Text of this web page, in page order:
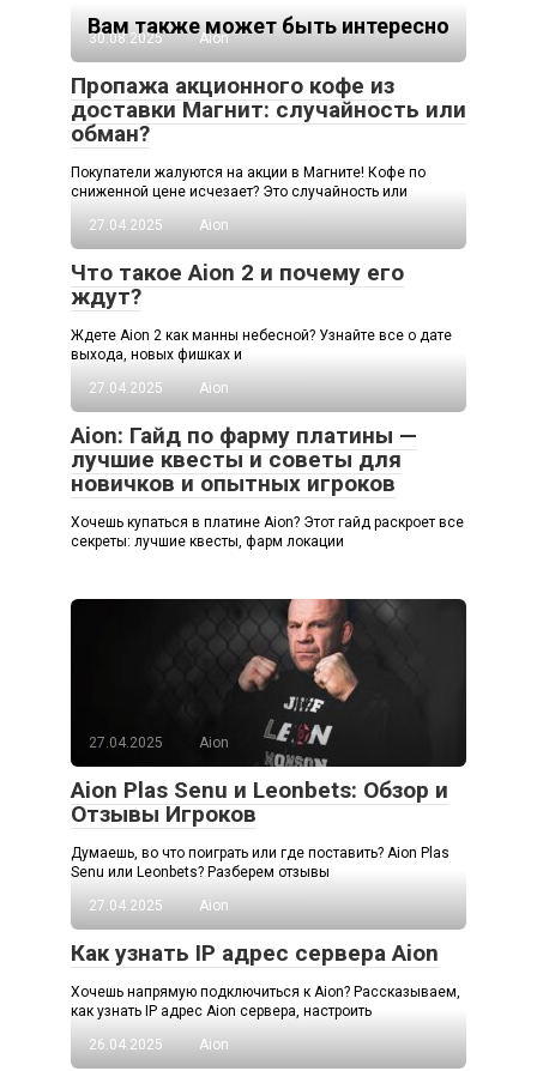
Вам также может быть интересно
30.08.2025 Aion
Пропажа акционного кофе из
доставки Магнит: случайность или
обман?
Покупатели жалуются на акции в Магните! Кофе по
сниженной цене исчезает? Это случайность или
27.04.2025
Aion
Что такое Aion 2 и почему его
ждут?
Ждете Aion 2 как манны небесной? Узнайте все о дате
выхода, новых фишках и
27.04.2025
Aion
Aion: Гайд по фарму платины —
лучшие квесты и советы для
новичков и опытных игроков
Хочешь купаться в платине Aion? Этот гайд раскроет все
секреты: лучшие квесты, фарм локации
27.04.2025 Aion
Aion Plas Senu и Leonbets: Обзор и
Отзывы Игроков
Думаешь, во что поиграть или где поставить? Aion Plas
Senu или Leonbets? Разберем отзывы
27.04.2025
Aion
Как узнать IP адрес сервера Aion
Хочешь напрямую подключиться к Aion? Рассказываем,
как узнать IP адрес Aion сервера, настроить
26.04.2025
Aion